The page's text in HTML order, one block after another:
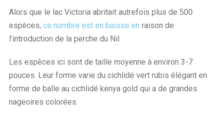
Alors que le lac Victoria abritait autrefois plus de 500
espèces, ce nombre est en baisse en raison de
l’introduction de la perche du Nil.
Les espèces ici sont de taille moyenne à environ 3-7
pouces. Leur forme varie du cichlidé vert rubis élégant en
forme de balle au cichlidé kenya gold qui a de grandes
nageoires colorées.